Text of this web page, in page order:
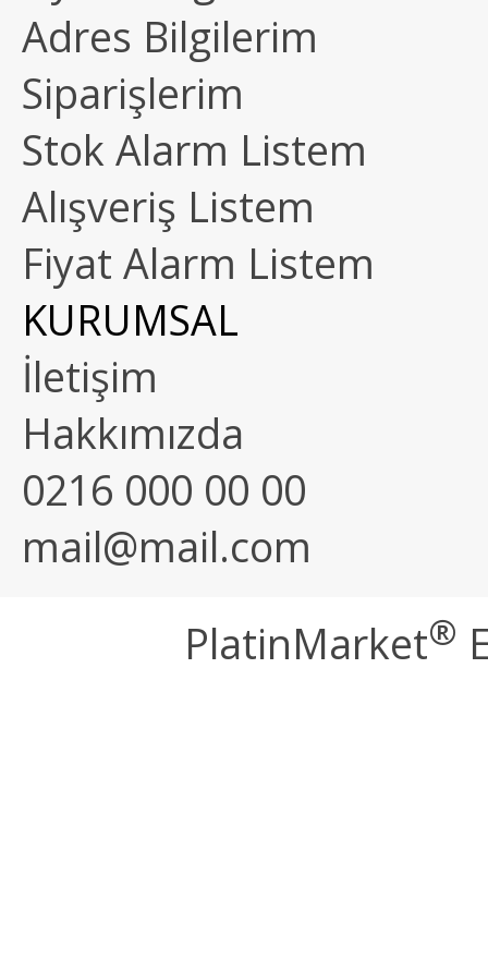
Adres Bilgilerim
Siparişlerim
Stok Alarm Listem
Alışveriş Listem
Fiyat Alarm Listem
KURUMSAL
İletişim
Hakkımızda
0216 000 00 00
mail@mail.com
PlatinMarket®